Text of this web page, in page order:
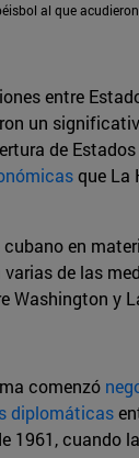
al que
entre
un
de
que La
en
de las
Washington y
comenzó
diplomáticas
1961, cuando